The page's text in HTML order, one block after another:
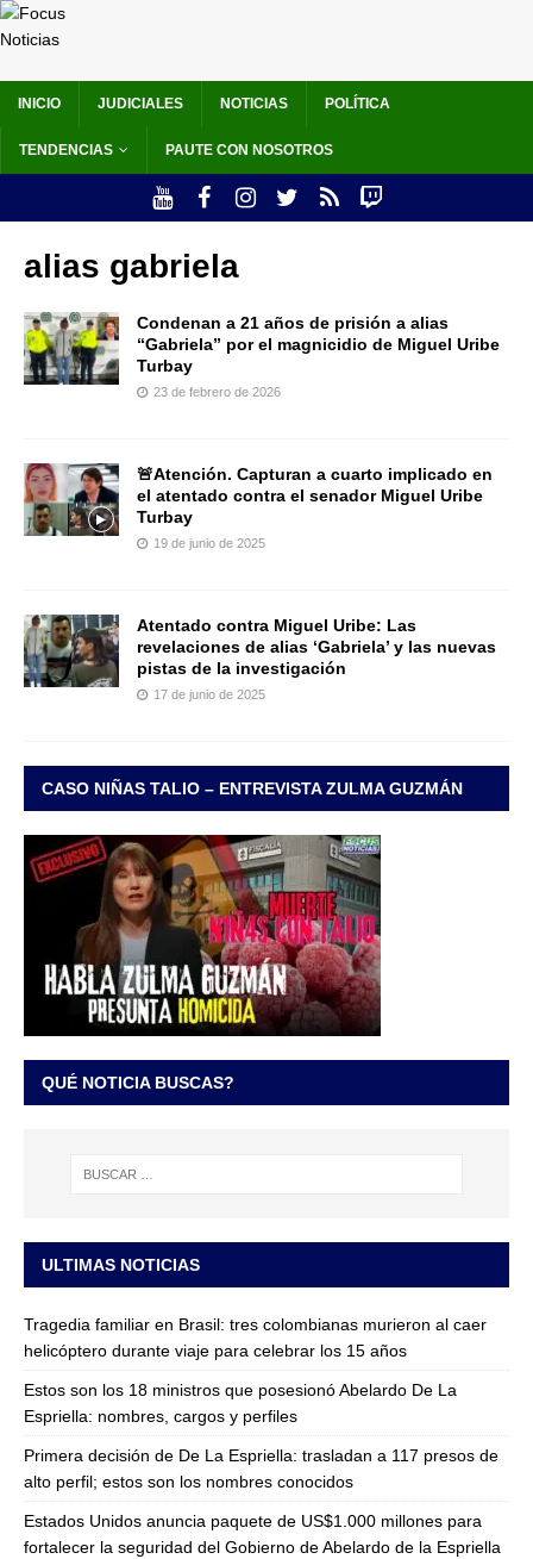
INICIO JUDICIALES NOTICIAS POLÍTICA
TENDENCIAS PAUTE CON NOSOTROS
alias gabriela
Condenan a 21 años de prisión a alias
“Gabriela” por el magnicidio de Miguel Uribe
Turbay
23 de febrero de 2026
🚨Atención. Capturan a cuarto implicado en
el atentado contra el senador Miguel Uribe
Turbay
19 de junio de 2025
Atentado contra Miguel Uribe: Las
revelaciones de alias ‘Gabriela’ y las nuevas
pistas de la investigación
17 de junio de 2025
CASO NIÑAS TALIO – ENTREVISTA ZULMA GUZMÁN
QUÉ NOTICIA BUSCAS?
ULTIMAS NOTICIAS
Tragedia familiar en Brasil: tres colombianas murieron al caer
helicóptero durante viaje para celebrar los 15 años
Estos son los 18 ministros que posesionó Abelardo De La
Espriella: nombres, cargos y perfiles
Primera decisión de De La Espriella: trasladan a 117 presos de
alto perfil; estos son los nombres conocidos
Estados Unidos anuncia paquete de US$1.000 millones para
fortalecer la seguridad del Gobierno de Abelardo de la Espriella